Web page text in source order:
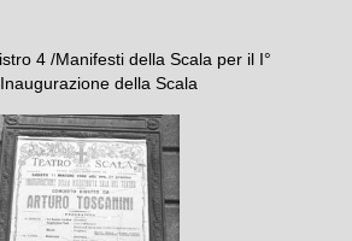
4 /Manifesti della Scala per il I°
della Scala